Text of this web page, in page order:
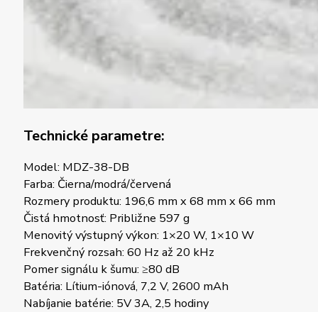
Technické parametre:
Model: MDZ-38-DB
Farba: Čierna/modrá/červená
Rozmery produktu: 196,6 mm x 68 mm x 66 mm
Čistá hmotnosť: Približne 597 g
Menovitý výstupný výkon: 1×20 W, 1×10 W
Frekvenčný rozsah: 60 Hz až 20 kHz
Pomer signálu k šumu: ≥80 dB
Batéria: Lítium-iónová, 7,2 V, 2600 mAh
Nabíjanie batérie: 5V 3A, 2,5 hodiny